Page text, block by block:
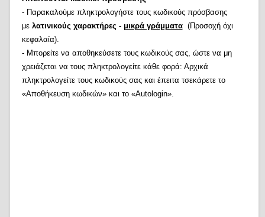
- Παρακαλούμε πληκτρολογήστε τους κωδικούς πρόσβασης
με λατινικούς χαρακτήρες - μικρά γράμματα(Προσοχή όχι
κεφαλαία).
- Μπορείτε να αποθηκεύσετε τους κωδικούς σας, ώστε να μη
χρειάζεται να τους πληκτρολογείτε κάθε φορά: Αρχικά
πληκτρολογείτε τους κωδικούς σας και έπειτα τσεκάρετε το
«Αποθήκευση κωδικών» και το «Autologin».